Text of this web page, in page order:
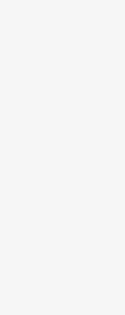
opinar sobre aquest
aquest producte
del cava